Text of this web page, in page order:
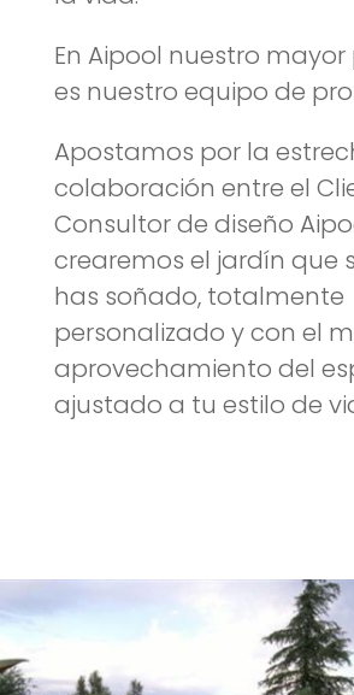
En Aipool nuestro
es nuestro equipo de
Apostamos por la
colaboración entre el
Consultor de diseño
crearemos el jardín que
has soñado, totalmente
personalizado y con el
aprovechamiento del
ajustado a tu estilo de